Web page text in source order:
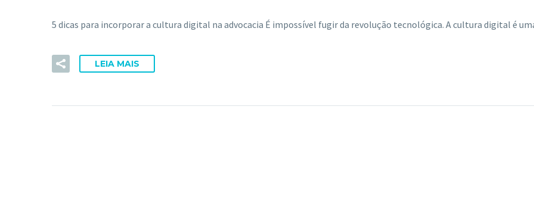
5 dicas para incorporar a cultura digital na advocacia É impossível fugir da revolução tecnológica. A cultura digital é
LEIA MAIS